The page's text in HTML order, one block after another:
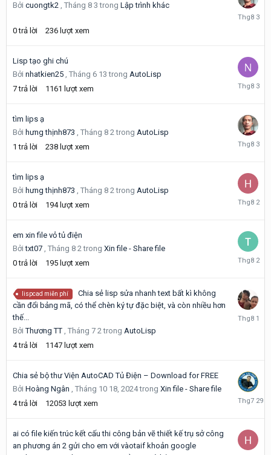
Bởi cuongtk2 , Tháng 8 3 trong Lập trình khác
0 trả lời 236 lượt xem
Tháng
Lisp tạo ghi chú
Bởi nhatkien25 , Tháng 6 13 trong AutoLisp
7 trả lời 1161 lượt xem
Tháng
tìm lips ạ
Bởi hưng thịnh873 , Tháng 8 2trong AutoLisp
1 trả lời 238 lượt xem
Tháng
tìm lips ạ
Bởi hưng thịnh873 , Tháng 8 2trong AutoLisp
0 trả lời 194 lượt xem
Tháng
em xin file vỏ tủ điện
Bởitxt07 , Tháng 8 2trong Xin file - Share file
0 trả lời 195 lượt xem
Tháng
lispcad miễn phí
Chia sẻ lisp sửa nhanh text bất kì không
cần đổi bảng mã, có thể chèn ký tự đặc biệt, và còn nhiều hơn
thế...
BởiThương TT , Tháng 7 2trong AutoLisp
4 trả lời 1147 lượt xem
Tháng
Chia sẻ bộ thư Viện AutoCAD Tủ Điện – Download for FREE
Bởi Hoàng Ngân , Tháng 10 18, 2024trong Xin file - Share file
4 trả lời 12053 lượt xem
Tháng
ai có file kiến trúc kết cấu thi công bản vẽ thiết kế trụ sở công
an phương án 2 gửi cho em với vàotaif khoản google